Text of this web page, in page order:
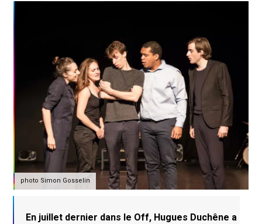
photo Simon Gosselin
En juillet dernier dans le Off, Hugues Duchêne a